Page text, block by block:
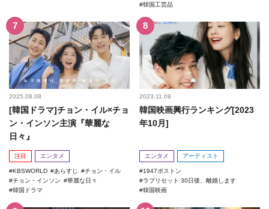
韓国工芸品
2025.08.08
[韓国ドラマ]チョン・イル×チョ
ン・インソン主演『華麗な
日々』
注目 エンタメ
KBSWORLD あらすじ
チョン・イル
チョン・インソン
華麗な日々
韓国ドラマ
2023.11.09
韓国映画興行ランキング[2023
年10月]
エンタメ アーティスト
1947ボストン
ラブリセット 30日後、離婚します
韓国映画